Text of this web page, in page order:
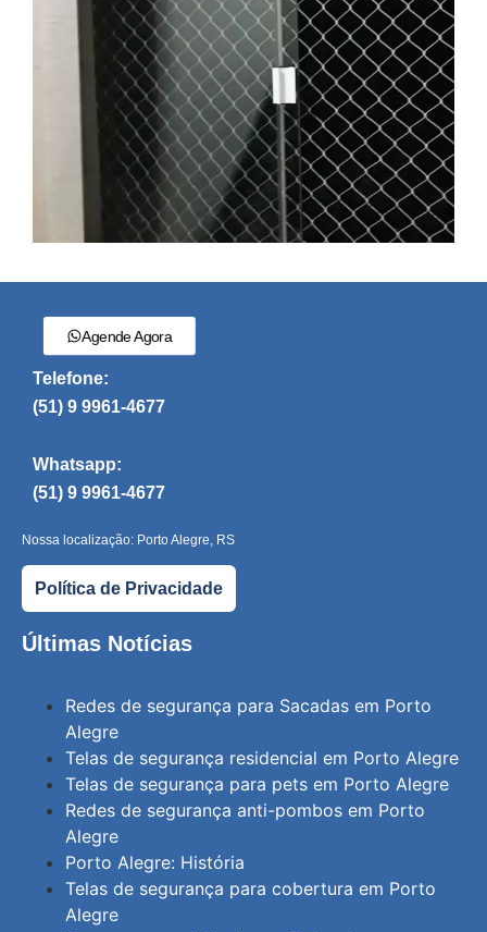
Agende Agora
Telefone:
(51) 9 9961-4677
Whatsapp:
(51) 9 9961-4677
Nossa localização: Porto Alegre, RS
Política de Privacidade
Últimas Notícias
Redes de segurança para Sacadas em Porto
Alegre
Telas de segurança residencial em Porto Alegre
Telas de segurança para pets em Porto Alegre
Redes de segurança anti-pombos em Porto
Alegre
Porto Alegre: História
Telas de segurança para cobertura em Porto
Alegre